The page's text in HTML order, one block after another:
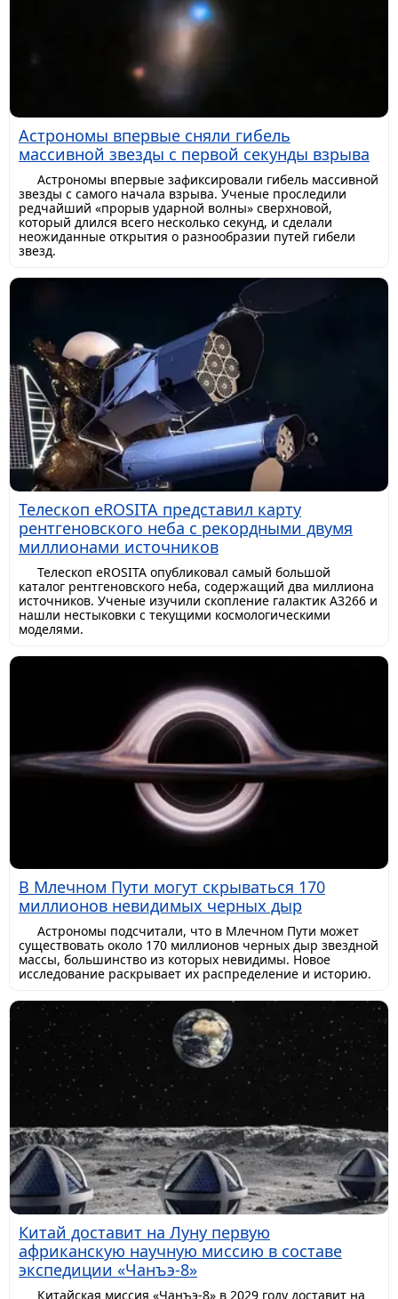
Астрономы впервые сняли гибель
массивной звезды с первой секунды взрыва
Астрономы впервые зафиксировали гибель массивной
звезды с самого начала взрыва. Ученые проследили
редчайший «прорыв ударной волны» сверхновой,
который длился всего несколько секунд, и сделали
неожиданные открытия о разнообразии путей гибели
звезд.
Телескоп eROSITA представил карту
рентгеновского неба с рекордными двумя
миллионами источников
Телескоп eROSITA опубликовал самый большой
каталог рентгеновского неба, содержащий два миллиона
источников. Ученые изучили скопление галактик A3266 и
нашли нестыковки с текущими космологическими
моделями.
В Млечном Пути могут скрываться 170
миллионов невидимых черных дыр
Астрономы подсчитали, что в Млечном Пути может
существовать около 170 миллионов черных дыр звездной
массы, большинство из которых невидимы. Новое
исследование раскрывает их распределение и историю.
Китай доставит на Луну первую
африканскую научную миссию в составе
экспедиции «Чанъэ-8»
Китайская миссия «Чанъэ-8» в 2029 году доставит на